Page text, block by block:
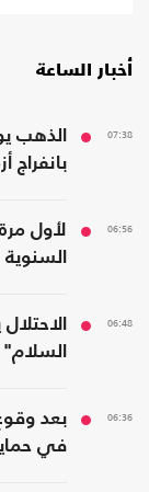
أخبار الساعة
07:38
الذهب
بانفراج
06:56
لأول
06:48
السلام"
06:36
في